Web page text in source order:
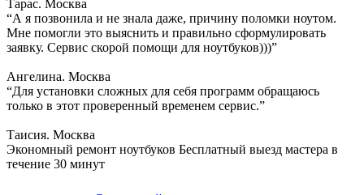
Тарас. Москва
“А я позвонила и не знала даже, причину поломки ноутом.
Мне помогли это выяснить и правильно сформулировать
заявку. Сервис скорой помощи для ноутбуков)))”
Ангелина. Москва
“Для установки сложных для себя программ обращаюсь
только в этот проверенный временем сервис.”
Таисия. Москва
Экономный ремонт ноутбуков Бесплатный выезд мастера в
течение 30 минут